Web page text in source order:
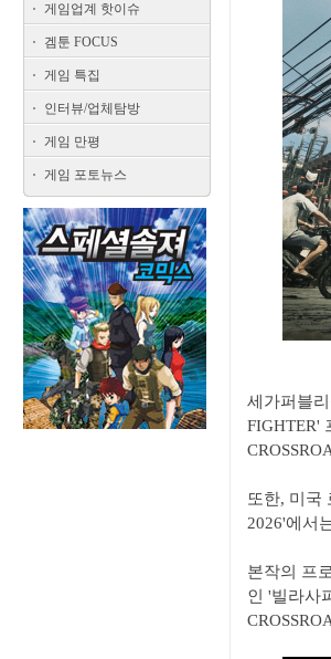
게임업계 핫이슈
겜툰 FOCUS
게임 특집
인터뷰/업체탐방
게임 만평
게임 포토뉴스
세가퍼블
FIGHTER'
또한, 미국
2026'에서
본작의 프
인 '빌라사